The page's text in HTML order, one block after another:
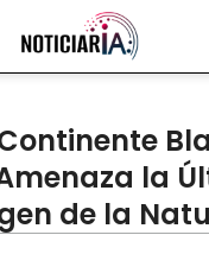
la
de la